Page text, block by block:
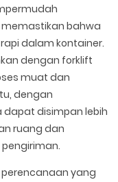
bahwa
dalam kontainer.
dengan forklift
muat dan
dengan
dapat disimpan lebih
ruang dan
yang